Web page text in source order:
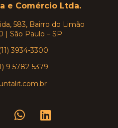
e Comércio Ltda.
583, Bairro do Limão
| São Paulo – SP
3934-3300
9 5782-5379